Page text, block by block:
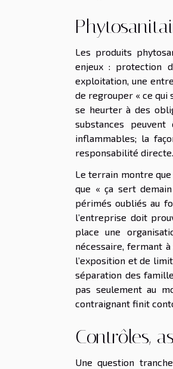
Les produits
enjeux : protection
exploitation, une
de regrouper « ce qui
se heurter à des
substances peuvent
inflammables; la
responsabilité directe.
Le terrain montre
que « ça sert
périmés oubliés au
l’entreprise doit
place une
nécessaire, fermant
l’exposition et de
séparation des
pas seulement au
contraignant finit
Contrôles,
Une question